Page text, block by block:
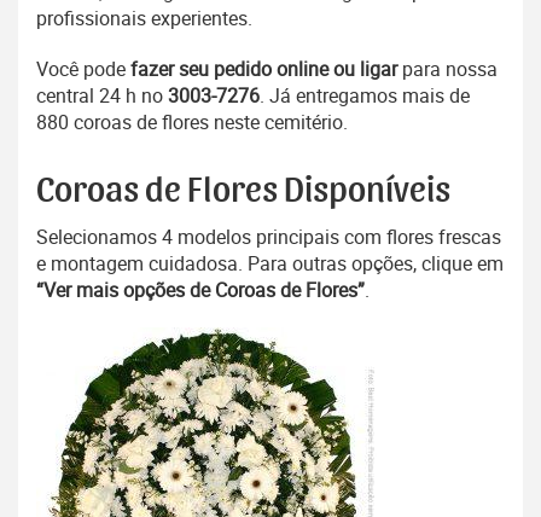
profissionais experientes.
Você podefazer seu pedido online ou ligarpara nossa
central 24 h no3003-7276. Já entregamos mais de
880 coroas de flores neste cemitério.
Coroas de Flores Disponíveis
Selecionamos 4 modelos principais com flores frescas
e montagem cuidadosa. Para outras opções, clique em
“Ver mais opções de Coroas de Flores”.